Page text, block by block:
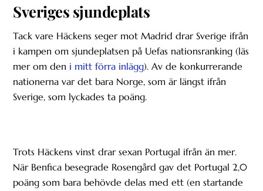
Sveriges sjundeplats
Tack vare Häckens seger mot Madrid drar Sverige ifrån
i kampen om sjundeplatsen på Uefas nationsranking (läs
mer om den i mitt förra inlägg). Av de konkurrerande
nationerna var det bara Norge, som är längst ifrån
Sverige, som lyckades ta poäng.
Trots Häckens vinst drar sexan Portugal ifrån än mer.
När Benfica besegrade Rosengård gav det Portugal 2,0
poäng som bara behövde delas med ett (en startande